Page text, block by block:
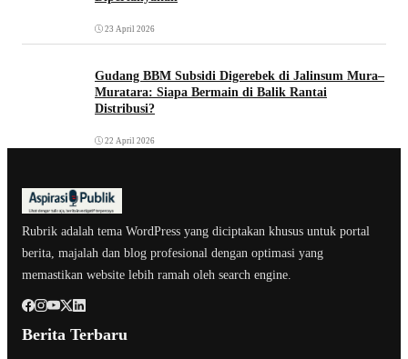
23 April 2026
Gudang BBM Subsidi Digerebek di Jalinsum Mura–
Muratara: Siapa Bermain di Balik Rantai
Distribusi?
22 April 2026
Rubrik adalah tema WordPress yang diciptakan khusus untuk portal
berita, majalah dan blog profesional dengan optimasi yang
memastikan website lebih ramah oleh search engine.
Berita Terbaru